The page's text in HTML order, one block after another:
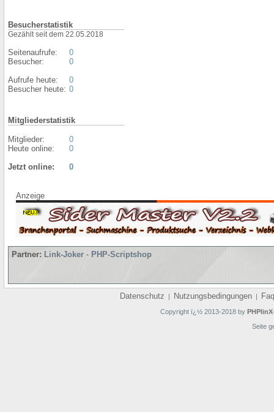
Besucherstatistik
Gezählt seit dem 22.05.2018
Seitenaufrufe:
Besucher:
Aufrufe heute:
Besucher heute:
0
0
0
0
Mitgliederstatistik
Mitglieder:
Heute online:
0
0
Jetzt online:
0
Anzeige
Partner: Link-Joker - PHP-Scriptshop
Datenschutz | Nutzungsbedingungen | Faq
Copyright ï¿½ 2013-2018 by
Seite